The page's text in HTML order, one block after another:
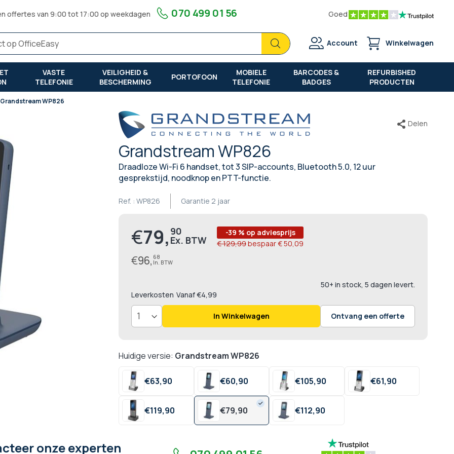
offertes van 9:00 tot 17:00 op weekdagen 070 499 01 56 Goed
Zoek
Zoek
Account Winkelwagen
VASTE
TELEFONIE
VEILIGHEID &
BESCHERMING
PORTOFOON
MOBIELE
TELEFONIE
BARCODES &
BADGES
REFURBISHED
PRODUCTEN
Grandstream WP826
Grandstream WP826
Draadloze Wi-Fi 6 handset, tot 3 SIP-accounts, Bluetooth 5.0, 12 uur
gesprekstijd, noodknop en PTT-functie.
Garantie 2 jaar
Ref. : WP826
Delen
Prijs
€79, 90
€96, 68
-39 % op adviesprijs
€ 129,99bespaar€ 50,09
50+ in stock, 5 dagen levert.
Leverkosten Vanaf €4,99
In Winkelwagen Ontvang een offerte
Huidige versie: Grandstream WP826
€63,90 €60,90 €105,90 €61,90
€119,90 €79,90 €112,90
onze experten